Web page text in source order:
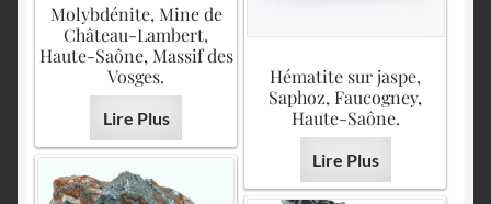
Molybdénite, Mine de
Château-Lambert,
Haute-Saône, Massif des
Vosges.
Lire Plus
Hématite sur jaspe,
Saphoz, Faucogney,
Haute-Saône.
Lire Plus